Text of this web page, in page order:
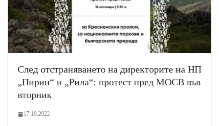
След отстраняването на директорите на НП
„Пирин“ и „Рила“: протест пред МОСВ във
вторник
17.10.2022